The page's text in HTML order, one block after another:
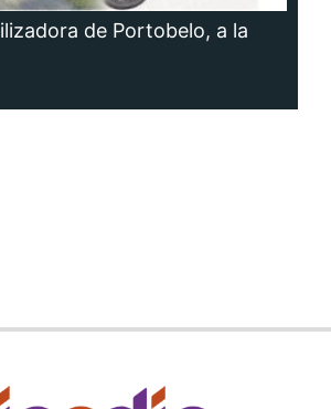
de Portobelo, a la